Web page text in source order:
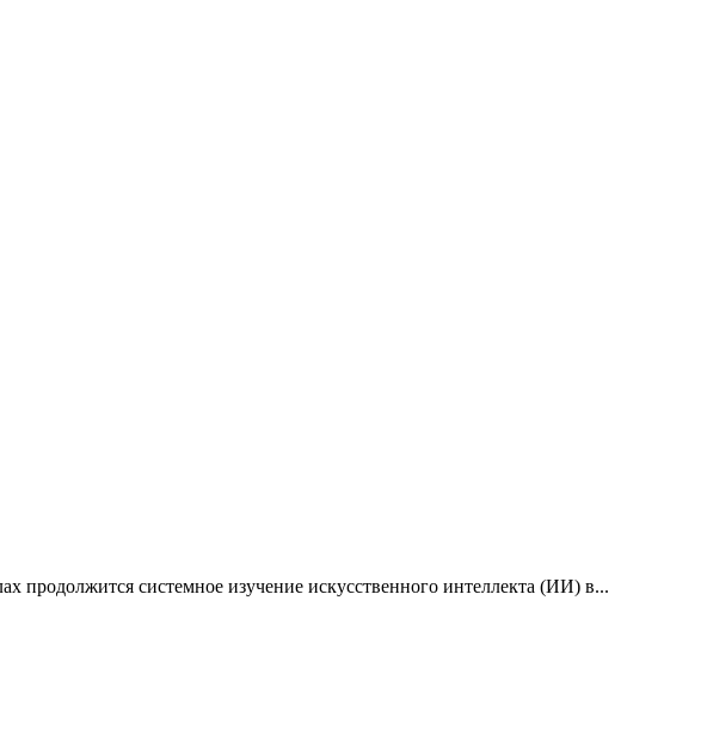
продолжится системное изучение искусственного интеллекта (ИИ) в...